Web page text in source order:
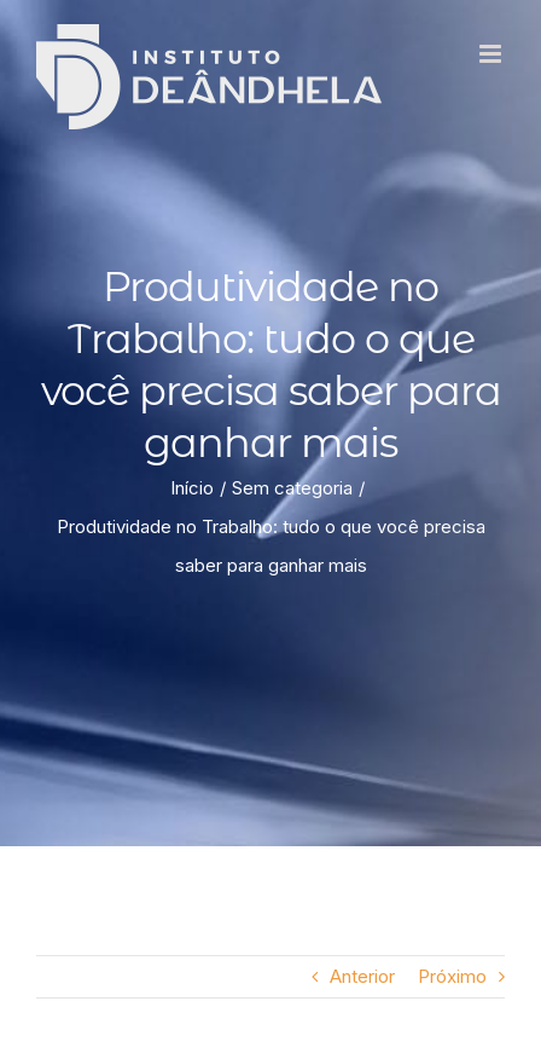
Produtividade no
Trabalho: tudo o que
você precisa saber para
ganhar mais
Início
Sem categoria
Produtividade no Trabalho: tudo o que você precisa
saber para ganhar mais
Anterior Próximo